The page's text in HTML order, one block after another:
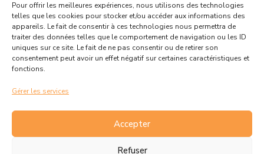
Pour offrir les meilleures expériences, nous utilisons des technologies
telles que les cookies pour stocker et/ou accéder aux informations des
appareils. Le fait de consentir à ces technologies nous permettra de
traiter des données telles que le comportement de navigation ou les ID
uniques sur ce site. Le fait de ne pas consentir ou de retirer son
consentement peut avoir un effet négatif sur certaines caractéristiques et
fonctions.
Gérer les services
Accepter
Refuser
Suivez toutes les informations &
actualités de votre ville !
mairie de Rousset. En savoir plus sur la gestion de mes